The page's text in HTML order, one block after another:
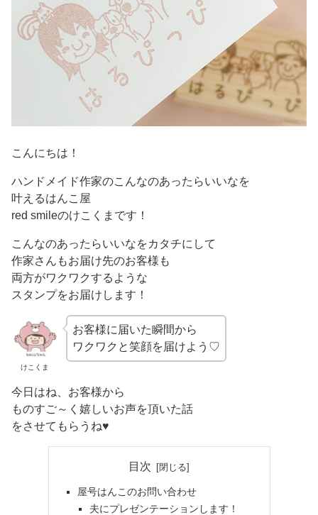
こんにちは！
ハンドメイド作家のこんなのあったらいいなを
叶えるはんこ屋
red smileのけこくまです！
こんなのあったらいいなをカタチにして
作家さんもお届け先のお客様も
両方がワクワクするような
スタンプをお届けします！
けこくま
お客様に届いた瞬間から
ワクワクと笑顔を届けよう♡
今日はね、お客様から
ものすご～く嬉しいお声を頂いた話
をさせてもらうね♥
目次
屋号はんこのお問い合わせ
夫にプレゼンテーションします！